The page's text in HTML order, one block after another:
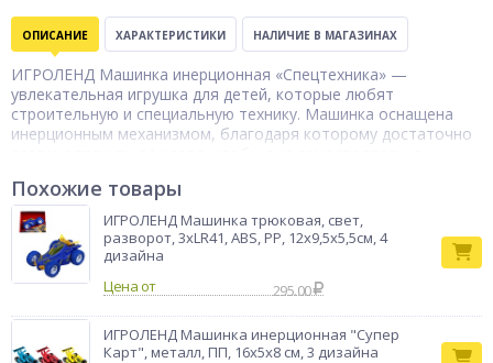
ОПИСАНИЕ ХАРАКТЕРИСТИКИ НАЛИЧИЕ В МАГАЗИНАХ
ИГРОЛЕНД Машинка инерционная «Спецтехника» —
увлекательная игрушка для детей, которые любят
строительную и специальную технику. Машинка оснащена
инерционным механизмом, благодаря которому достаточно
безопасного пластика, устойчивого к ударам и активной
игре. Дополнительный эффект трещотки делает игру более
интересной и реалистичной. Компактный размер удобен для
детских рук и позволяет брать машинку с собой на прогулку
или в поездку. В ассортименте.
Машинка
Бренд
ИГРОЛЕНД
Похожие товары
ИГРОЛЕНД Машинка трюковая, свет,
разворот, 3хLR41, АBS, РР, 12x9,5x5,5см, 4
дизайна
Цена от
295.00
ИГРОЛЕНД Машинка инерционная "Супер
Карт", металл, ПП, 16х5х8 см, 3 дизайна